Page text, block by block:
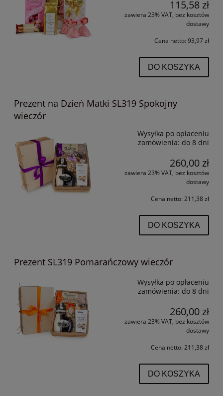
115,58 zł
zawiera 23% VAT, bez kosztów
dostawy
Cena netto: 93,97 zł
DO KOSZYKA
Prezent na Dzień Matki SL319 Spokojny
wieczór
Wysyłka po opłaceniu
zamówienia: do 8 dni
260,00 zł
zawiera 23% VAT, bez kosztów
dostawy
Cena netto: 211,38 zł
DO KOSZYKA
Prezent SL319 Pomarańczowy wieczór
Wysyłka po opłaceniu
zamówienia: do 8 dni
260,00 zł
zawiera 23% VAT, bez kosztów
dostawy
Cena netto: 211,38 zł
DO KOSZYKA